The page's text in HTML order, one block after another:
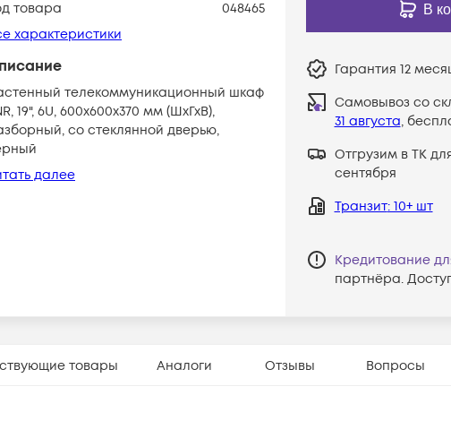
товара
048465
характеристики
телекоммуникационный шкаф
19", 6U, 600х600х370 мм (ШхГхВ),
со стеклянной дверью,
далее
В
Гарантия 12
Самовывоз со
31 августа,
Отгрузим в ТК
сентября
Транзит: 10+ шт
Кредитование
партнёра.
товары Аналоги Отзывы Вопросы